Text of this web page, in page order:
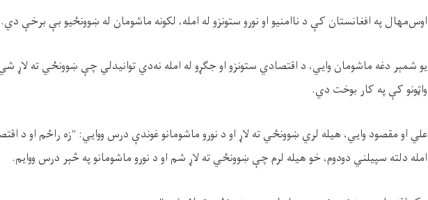
اوس‌مهال په افغانستان کې د ناامنیو او نورو ستونزو له امله، لکونه ماشومان له ښوونځیو بې برخې دي.
یو شمېر دغه ماشومان وايي، د اقتصادي ستونزو او جګړو له امله نه‌دي توانیدلي چې ښوونځي ته لاړ
واټونو کې په کار بوخت دي.
علي او مقصود وايي، هیله لري ښوونځي ته لاړ او د نورو ماشومانو غوندې درس ووايي: "زه راځم او د
امله دلته سپیلني دودوم، خو هیله لرم چې ښوونځي ته لاړ شم او د نورو ماشومانو په څېر درس ووایم.